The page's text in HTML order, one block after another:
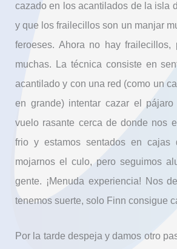
cazado en los acantilados de la isla
y que los frailecillos son un manjar
feroeses. Ahora no hay frailecillos,
muchas. La técnica consiste en
acantilado y con una red (como un
en grande) intentar cazar el pájaro
vuelo rasante cerca de donde nos
frio y estamos sentados en cajas
mojarnos el culo, pero seguimos
gente. ¡Menuda experiencia! Nos
tenemos suerte, solo Finn consigue
Por la tarde despeja y damos otro